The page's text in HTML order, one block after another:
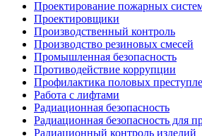
Проектирование пожарных
Проектировщики
Производственный контроль
Производство резиновых смесей
Промышленная безопасность
Противодействие коррупции
Профилактика половых
Работа с лифтами
Радиационная безопасность
Радиационная безопасность для
Радиационный контроль изделий